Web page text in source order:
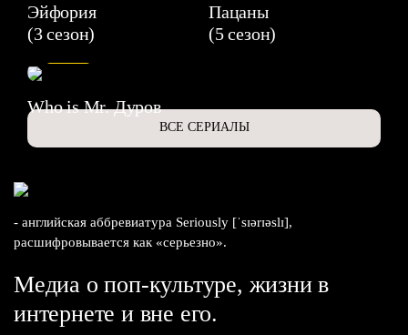
Эйфория
(3 сезон)
Пацаны
(5 сезон)
6.3
Who is Mr. Дуров
ВСЕ СЕРИАЛЫ
- английская аббревиатура Seriously [ˈsɪərɪəslɪ],
расшифровывается как «серьезно».
Медиа о поп-культуре, жизни в
интернете и вне его.